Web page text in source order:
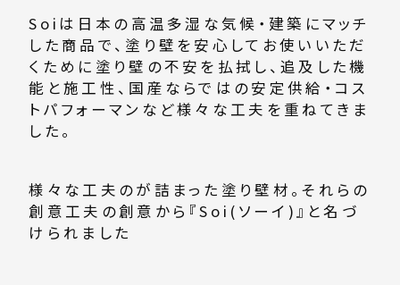
Soiは日本の高温多湿な気候・建築にマッチ
した商品で、塗り壁を安心してお使いいただ
くために塗り壁の不安を払拭し、追及した機
能と施工性、国産ならではの安定供給・コス
トパフォーマンなど様々な工夫を重ねてきま
した。
様々な工夫のが詰まった塗り壁材。それらの
創意工夫の創意から『Soi(ソーイ)』と名づ
けられました